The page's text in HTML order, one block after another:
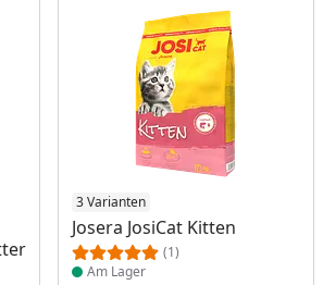
3 Varianten
Josera JosiCat Kitten
(1)
Produkt am Lager
Am Lager